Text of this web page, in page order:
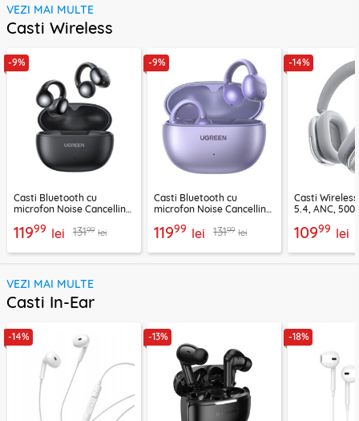
VEZI MAI MULTE
Casti Wireless
-9%
Casti Bluetooth cu
microfon Noise Cancelling
11999 lei 13199 lei
-9%
Casti Bluetooth cu
microfon Noise Cancelling
11999 lei 13199 lei
-14%
Casti
5.4, ANC,
10999 lei
VEZI MAI MULTE
Casti In-Ear
-14% -13% -18%